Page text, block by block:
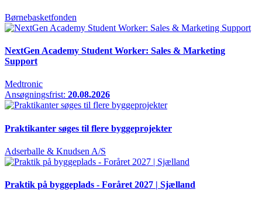
Børnebasketfonden
NextGen Academy Student Worker: Sales & Marketing
Support
Medtronic
Ansøgningsfrist: 20.08.2026
Praktikanter søges til flere byggeprojekter
Adserballe & Knudsen A/S
Praktik på byggeplads - Foråret 2027 | Sjælland